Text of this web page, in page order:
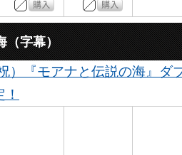
（字幕）
）『モアナと伝説の海』ダ